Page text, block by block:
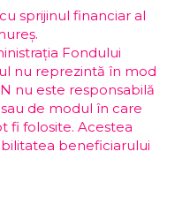
sprijinul financiar al
Fondului
nu reprezintă în mod
nu este responsabilă
de modul în care
fi folosite. Acestea
beneficiarului